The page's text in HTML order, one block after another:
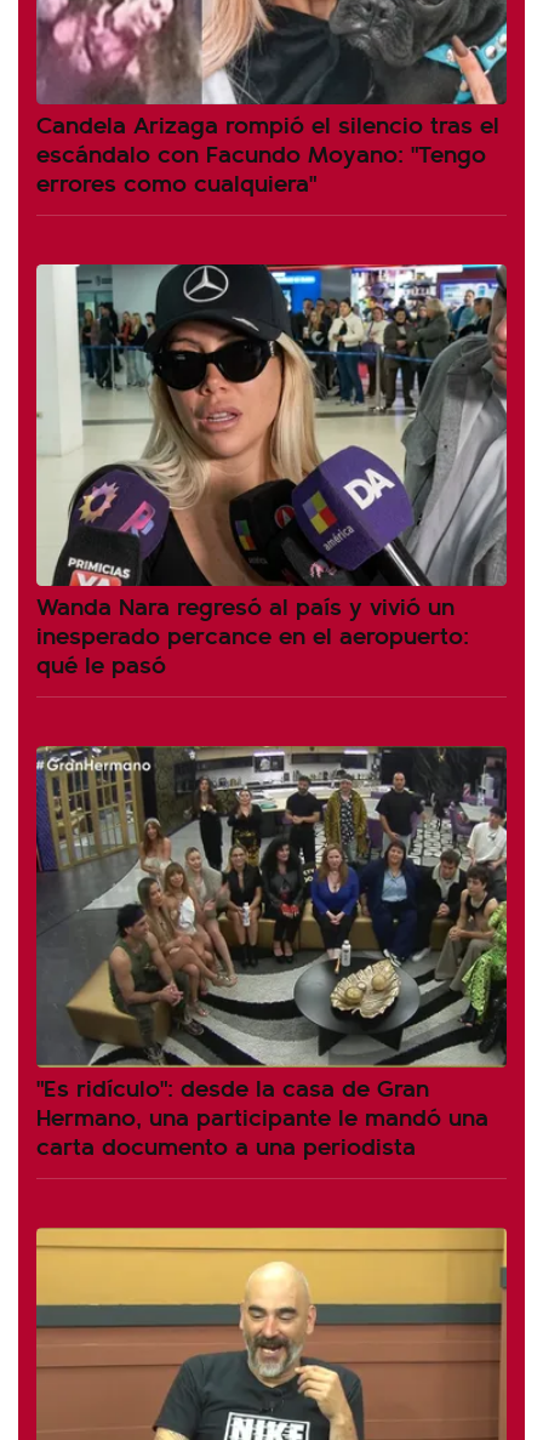
Candela Arizaga rompió el silencio tras el
escándalo con Facundo Moyano: "Tengo
errores como cualquiera"
Wanda Nara regresó al país y vivió un
inesperado percance en el aeropuerto:
qué le pasó
"Es ridículo": desde la casa de Gran
Hermano, una participante le mandó una
carta documento a una periodista